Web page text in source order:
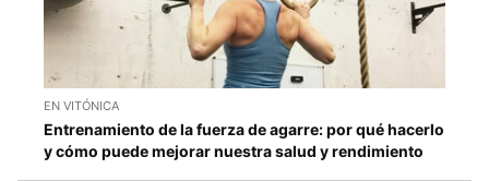
EN VITÓNICA
Entrenamiento de la fuerza de agarre: por qué hacerlo
y cómo puede mejorar nuestra salud y rendimiento